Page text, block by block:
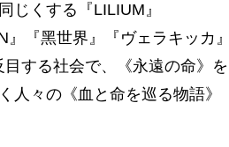
じくする『LILIUM』
『黑世界』『ヴェラキッカ』
する社会で、《永遠の命》を
人々の《血と命を巡る物語》